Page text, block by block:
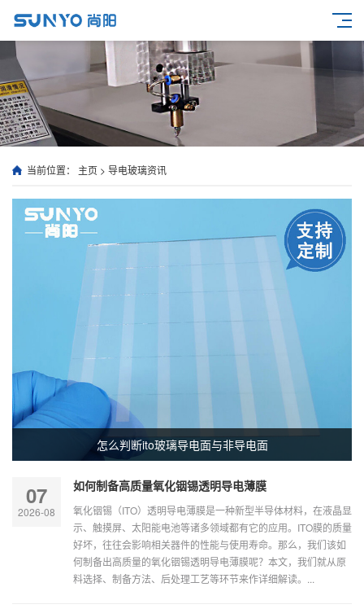
当前位置： 主页 > 导电玻璃资讯
怎么判断ito玻璃导电面与非导电面
07
2026-08
如何制备高质量氧化铟锡透明导电薄膜
氧化铟锡（ITO）透明导电薄膜是一种新型半导体材料，在液晶显
示、触摸屏、太阳能电池等诸多领域都有它的应用。ITO膜的质量
好坏，往往会影响相关器件的性能与使用寿命。那么，我们该如
何制备出高质量的氧化铟锡透明导电薄膜呢？本文，我们就从原
料选择、制备方法、后处理工艺等环节来作详细解读。...